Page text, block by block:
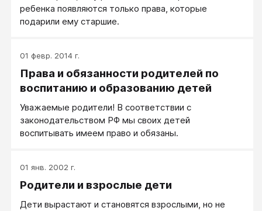
ребенка появляются только права, которые
подарили ему старшие.
01 февр. 2014 г.
Права и обязанности родителей по
воспитанию и образованию детей
Уважаемые родители! В соответствии с
законодательством РФ мы своих детей
воспитывать имеем право и обязаны.
01 янв. 2002 г.
Родители и взрослые дети
Дети вырастают и становятся взрослыми, но не